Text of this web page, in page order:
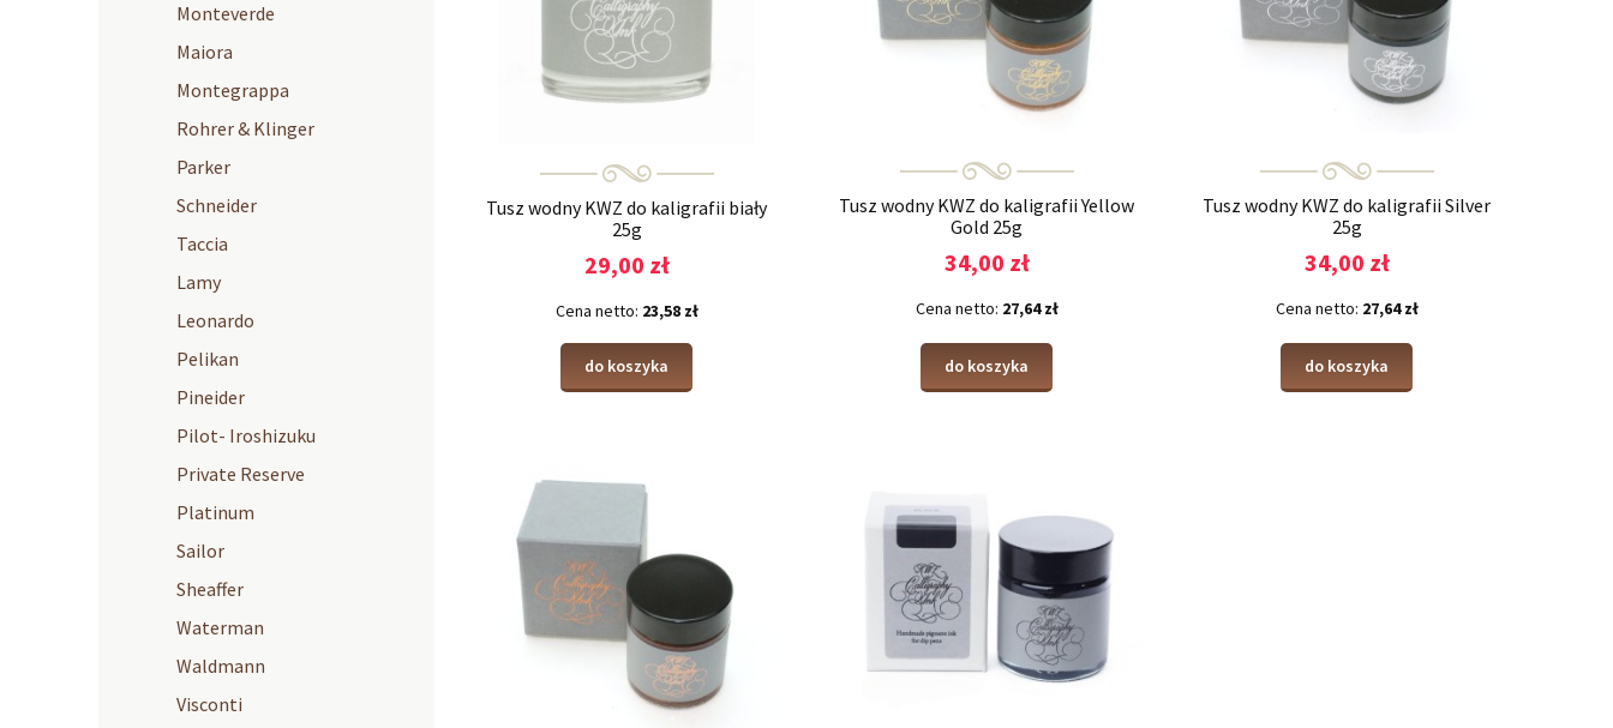
Monteverde
Maiora
Montegrappa
Rohrer & Klinger
Parker
Schneider
Taccia
Lamy
Leonardo
Pelikan
Pineider
Pilot- Iroshizuku
Private Reserve
Platinum
Sailor
Sheaffer
Waterman
Waldmann
Visconti
Tusz wodny KWZ do kaligrafii biały
25g
29,00 zł
Cena netto: 23,58 zł
do koszyka
Tusz wodny KWZ do kaligrafii Yellow
Gold 25g
34,00 zł
Cena netto: 27,64 zł
do koszyka
Tusz wodny KWZ do kaligrafii Silver
25g
34,00 zł
Cena netto: 27,64 zł
do koszyka